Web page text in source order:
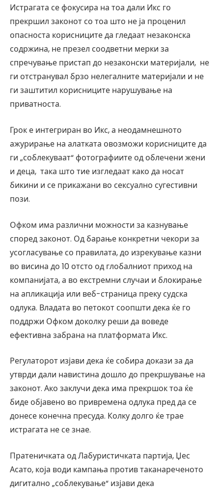
Истрагата се фокусира на тоа дали Икс го
прекршил законот со тоа што не ја проценил
опасноста корисниците да гледаат незаконска
содржина, не презел соодветни мерки за
спречување пристап до незаконски материјали, не
ги отстранувал брзо нелегалните материјали и не
ги заштитил корисниците нарушување на
приватноста.
Грок е интегриран во Икс, а неодамнешното
ажурирање на алатката овозможи корисниците да
ги „соблекуваат“ фотографиите од облечени жени
и деца, така што тие изгледаат како да носат
бикини и се прикажани во сексуално сугестивни
пози.
Офком има различни можности за казнување
според законот. Од барање конкретни чекори за
усогласување со правилата, до изрекување казни
во висина до 10 отсто од глобалниот приход на
компанијата, а во екстремни случаи и блокирање
на апликација или веб-страница преку судска
одлука. Владата во петокот соопшти дека ќе го
поддржи Офком доколку реши да воведе
ефективна забрана на платформата Икс.
Регулаторот изјави дека ќе собира докази за да
утврди дали навистина дошло до прекршување на
законот. Ако заклучи дека има прекршок тоа ќе
биде објавено во привремена одлука пред да се
донесе конечна пресуда. Колку долго ќе трае
истрагата не се знае.
Пратеничката од Лабуристичката партија, Џес
Асато, која води кампања против таканареченото
дигитално „соблекување“ изјави дека